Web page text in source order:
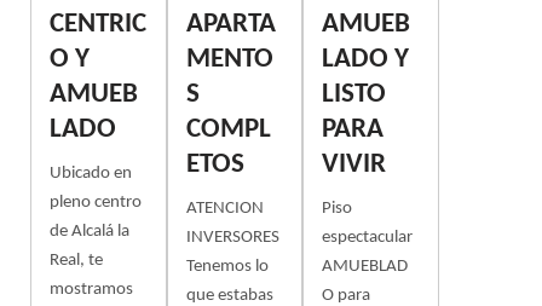
CENTRIC
O Y
AMUEB
LADO
Ubicado en
pleno centro
de Alcalá la
Real, te
mostramos
APARTA
MENTO
S
COMPL
ETOS
ATENCION
INVERSORES
Tenemos lo
que estabas
AMUEB
LADO Y
LISTO
PARA
VIVIR
Piso
espectacular
AMUEBLAD
O para